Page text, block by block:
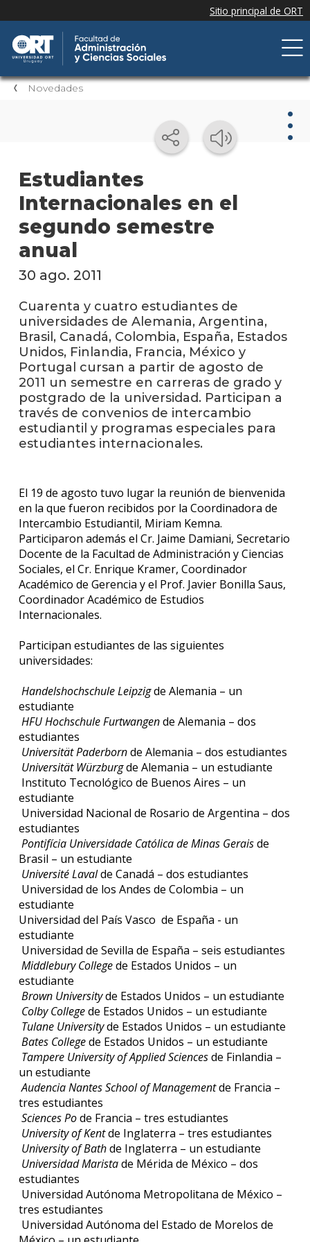
Novedades
Estudiantes
Internacionales en el
segundo semestre
anual
en
30 ago. 2011
Cuarenta y cuatro estudiantes de
universidades de Alemania, Argentina,
Brasil, Canadá, Colombia, España, Estados
Unidos, Finlandia, Francia, México y
Portugal cursan a partir de agosto de
2011 un semestre en carreras de grado y
postgrado de la universidad. Participan a
través de convenios de intercambio
estudiantil y programas especiales para
estudiantes internacionales.
El 19 de agosto tuvo lugar la reunión de bienvenida
en la que fueron recibidos por la Coordinadora de
Intercambio Estudiantil, Miriam Kemna.
Participaron además el Cr. Jaime Damiani, Secretario
Docente de la Facultad de Administración y Ciencias
Sociales, el Cr. Enrique Kramer, Coordinador
Académico de Gerencia y el Prof. Javier Bonilla Saus,
Coordinador Académico de Estudios
Internacionales.
Participan estudiantes de las siguientes
universidades:
Handelshochschule Leipzigde Alemania – un
estudiante
HFU Hochschule Furtwangende Alemania – dos
estudiantes
Universität Paderbornde Alemania – dos estudiantes
Universität Würzburgde Alemania – un estudiante
Instituto Tecnológico de Buenos Aires – un
estudiante
Universidad Nacional de Rosario de Argentina – dos
estudiantes
Pontifícia Universidade Católica de Minas Geraisde
Brasil – un estudiante
Université Lavalde Canadá – dos estudiantes
Universidad de los Andes de Colombia – un
estudiante
Universidad del País Vasco de España - un
estudiante
Universidad de Sevilla de España – seis estudiantes
Middlebury Collegede Estados Unidos – un
estudiante
Brown Universityde Estados Unidos – un estudiante
Colby Collegede Estados Unidos – un estudiante
Tulane Universityde Estados Unidos – un estudiante
Bates Collegede Estados Unidos – un estudiante
Tampere University of Applied Sciencesde Finlandia –
un estudiante
Audencia Nantes School of Managementde Francia –
tres estudiantes
Sciences Pode Francia – tres estudiantes
University of Kentde Inglaterra – tres estudiantes
University of Bathde Inglaterra – un estudiante
Universidad Maristade Mérida de México – dos
estudiantes
Universidad Autónoma Metropolitana de México –
tres estudiantes
Universidad Autónoma del Estado de Morelos de